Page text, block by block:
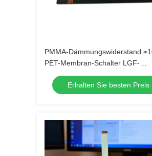
PMMA-Dämmungswiderstand
PET-Membran-Schalter LGF-
Hintergrundlicht für langlebige
Erhalten Sie besten Preis